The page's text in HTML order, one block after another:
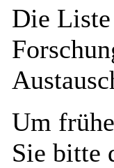
Die
Um
Sie bitte